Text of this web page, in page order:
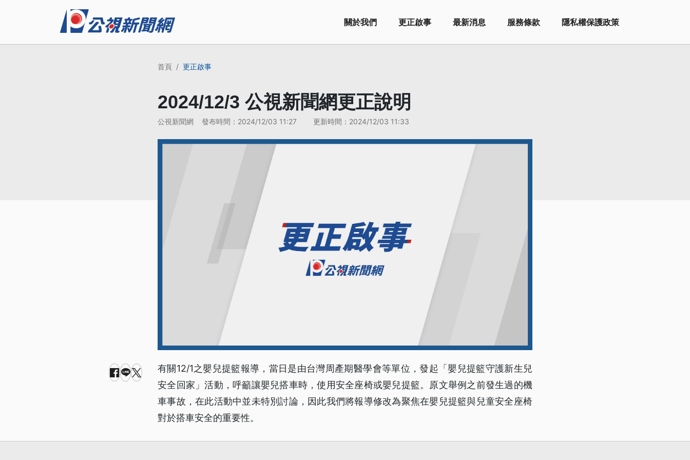
關於我們 更正啟事 最新消息 服務條款 隱私權保護政策
首頁 更正啟事
2024/12/3 公視新聞網更正說明
公視新聞網 發布時間： 2024/12/03 11:27 更新時間： 2024/12/03 11:33
有關12/1之嬰兒提籃報導，當日是由台灣周產期醫學會等單位，發起「嬰兒提籃守護新生兒
安全回家」活動，呼籲讓嬰兒搭車時，使用安全座椅或嬰兒提籃。原文舉例之前發生過的機
車事故，在此活動中並未特別討論，因此我們將報導修改為聚焦在嬰兒提籃與兒童安全座椅
對於搭車安全的重要性。